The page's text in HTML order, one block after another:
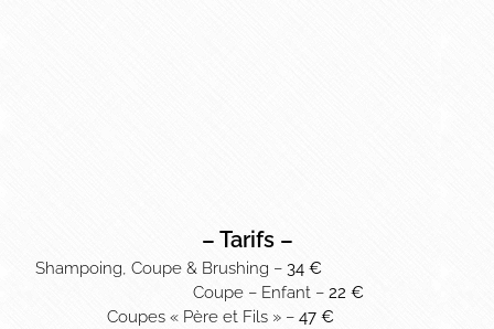
– Tarifs –
Shampoing, Coupe & Brushing – 34 €
Coupe – Enfant – 22 €
Coupes « Père et Fils » – 47 €